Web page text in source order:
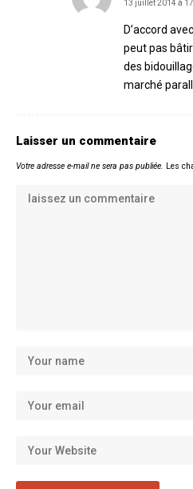
13 juillet 2014 à
D’accord
peut pas
des
marché
Laisser un commentaire
Votre adresse e-mail ne sera pas publiée. Les